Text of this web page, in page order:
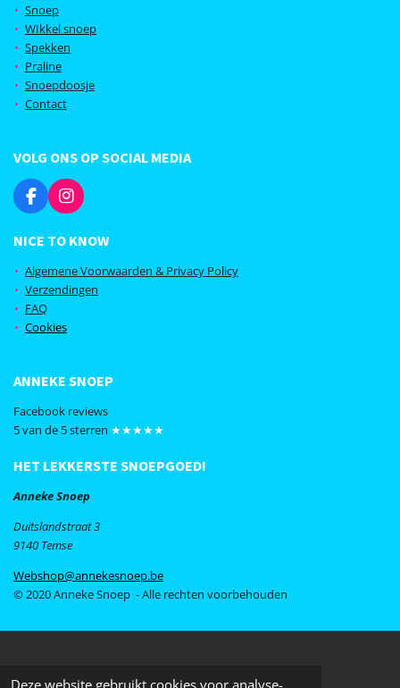
Deze website gebruikt cookies voor analyse-
Snoep
WIkkel snoep
Spekken
Praline
Snoepdoosje
Contact
VOLG ONS OP SOCIAL MEDIA
F
a
c
e
b
o
o
k
I
n
s
a
g
r
m
NICE TO KNOW
Algemene Voorwaarden & Privacy Policy
Verzendingen
FAQ
Cookies
ANNEKE SNOEP
Facebook reviews
5 van de 5 sterren ★★★★★
HET LEKKERSTE SNOEPGOED!
Anneke Snoep
Duitslandstraat 3
9140 Temse
Webshop@annekesnoep.be
© 2020 Anneke Snoep - Alle rechten voorbehouden